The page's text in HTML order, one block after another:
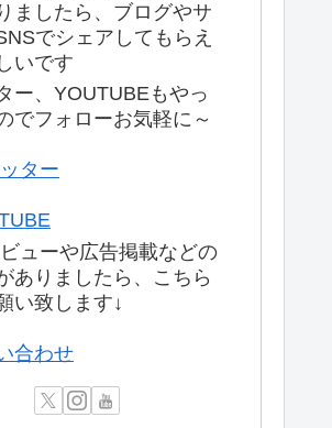
ましたら、ブログやサ
でシェアしてもらえ
いです
ー、YOUTUBEもやっ
でフォローお気軽に～
ター
ューや広告掲載などの
ありましたら、こちら
い致します↓
合わせ